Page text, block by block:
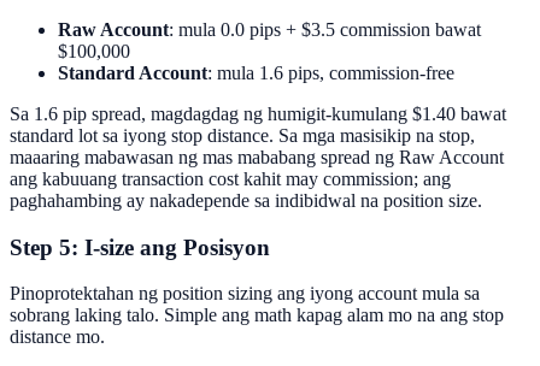
Raw Account: mula 0.0 pips + $3.5 commission bawat
$100,000
Standard Account: mula 1.6 pips, commission-free
Sa 1.6 pip spread, magdagdag ng humigit-kumulang $1.40 bawat
standard lot sa iyong stop distance. Sa mga masisikip na stop,
maaaring mabawasan ng mas mababang spread ng Raw Account
ang kabuuang transaction cost kahit may commission; ang
paghahambing ay nakadepende sa indibidwal na position size.
Step 5: I-size ang Posisyon
Pinoprotektahan ng position sizing ang iyong account mula sa
sobrang laking talo. Simple ang math kapag alam mo na ang stop
distance mo.